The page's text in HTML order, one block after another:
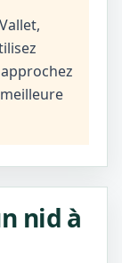
nid à